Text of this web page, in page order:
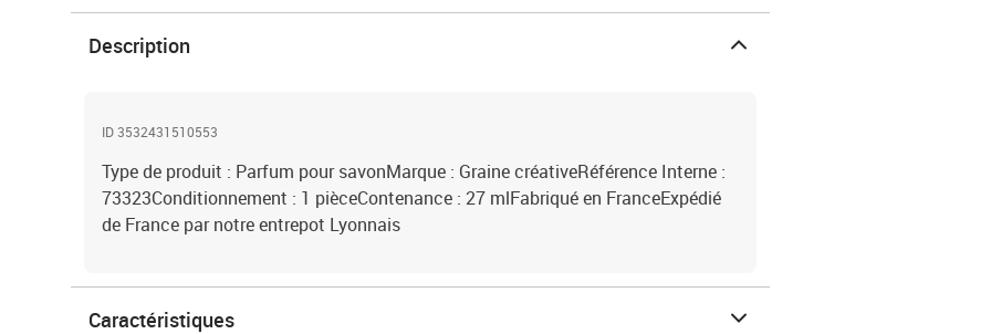
Description
ID 3532431510553
Type de produit : Parfum pour savonMarque : Graine créativeRéférence Interne :
73323Conditionnement : 1 pièceContenance : 27 mlFabriqué en FranceExpédié
de France par notre entrepot Lyonnais
Caractéristiques